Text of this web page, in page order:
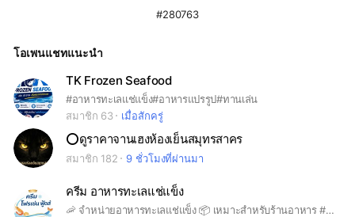
#280763
โอเพนแชทแนะนำ
TK Frozen Seafood
#อาหารทะเลแช่แข็ง#อาหารแปรรูป#ทานเล่น
สมาชิก 63
เมื่อสักครู่
⭕️ดูราคาจานเฮงห้องเย็นสมุทรสาคร
สมาชิก 182 9 ชั่วโมงที่ผ่านมา
ครีม อาหารทะเลแช่แข็ง
🦐 จำหน่ายอาหารทะเลแช่แข็ง 📦 เหมาะสำหรับร้านอาหาร #ท้องแซลมอน #คอหมึก #หอยหวาน #ปูจุด #ปูม้า #หมูเด้ง #จ๊อปู #แมงกระพรุน #หัวกระสุน #ดอลลี่ #หมึกวง #หมึกบั้ง #อาเจน #ไข่ริวกิว #อาหารทะเลแช่แข็ง